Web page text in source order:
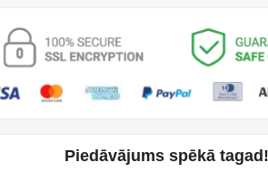
Piedāvājums spēkā tagad!